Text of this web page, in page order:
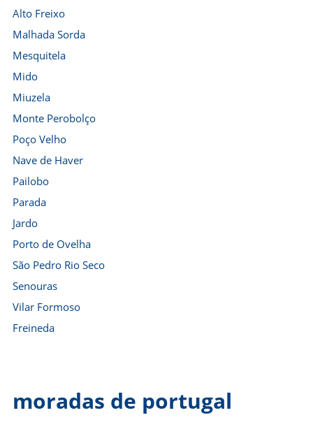
Alto Freixo
Malhada Sorda
Mesquitela
Mido
Miuzela
Monte Perobolço
Poço Velho
Nave de Haver
Pailobo
Parada
Jardo
Porto de Ovelha
São Pedro Rio Seco
Senouras
Vilar Formoso
Freineda
moradas de portugal